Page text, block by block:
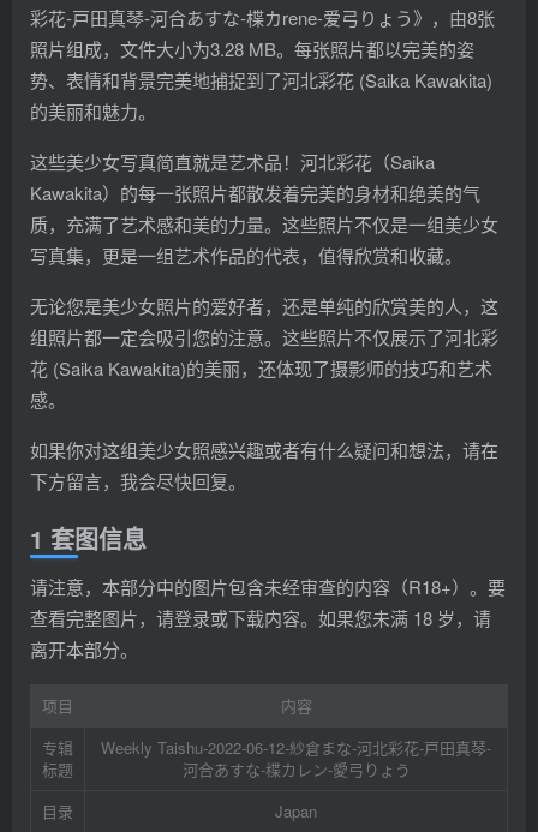
彩花-戸田真琴-河合あすな-楪カrene-爱弓りょう》，由8张
照片组成，文件大小为3.28 MB。每张照片都以完美的姿
势、表情和背景完美地捕捉到了河北彩花 (Saika Kawakita)
的美丽和魅力。
这些美少女写真简直就是艺术品！河北彩花（Saika
Kawakita）的每一张照片都散发着完美的身材和绝美的气
质，充满了艺术感和美的力量。这些照片不仅是一组美少女
写真集，更是一组艺术作品的代表，值得欣赏和收藏。
无论您是美少女照片的爱好者，还是单纯的欣赏美的人，这
组照片都一定会吸引您的注意。这些照片不仅展示了河北彩
花 (Saika Kawakita)的美丽，还体现了摄影师的技巧和艺术
感。
如果你对这组美少女照感兴趣或者有什么疑问和想法，请在
下方留言，我会尽快回复。
1 套图信息
请注意，本部分中的图片包含未经审查的内容（R18+）。要
查看完整图片，请登录或下载内容。如果您未满 18 岁，请
离开本部分。
项目
内容
专辑
标题
Weekly Taishu-2022-06-12-紗倉まな-河北彩花-戸田真琴-
河合あすな-楪カレン-愛弓りょう
目录
Japan